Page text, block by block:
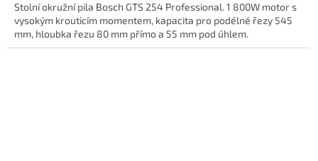
Stolní okružní pila Bosch GTS 254 Professional. 1 800W motor s
vysokým krouticím momentem, kapacita pro podélné řezy 545
mm, hloubka řezu 80 mm přímo a 55 mm pod úhlem.